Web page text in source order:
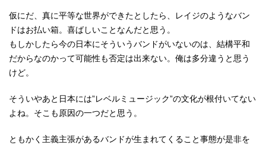
仮にだ、真に平等な世界ができたとしたら、レイジのようなバン
ドはお払い箱。喜ばしいことなんだと思う。
もしかしたら今の日本にそういうバンドがいないのは、結構平和
だからなのかって可能性も否定は出来ない。俺は多分違うと思う
けど。
そういやあと日本には”レベルミュージック”の文化が根付いてない
よね。そこも原因の一つだと思う。
ともかく主義主張があるバンドが生まれてくること事態が是非を